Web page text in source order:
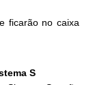
ficarão no caixa
S